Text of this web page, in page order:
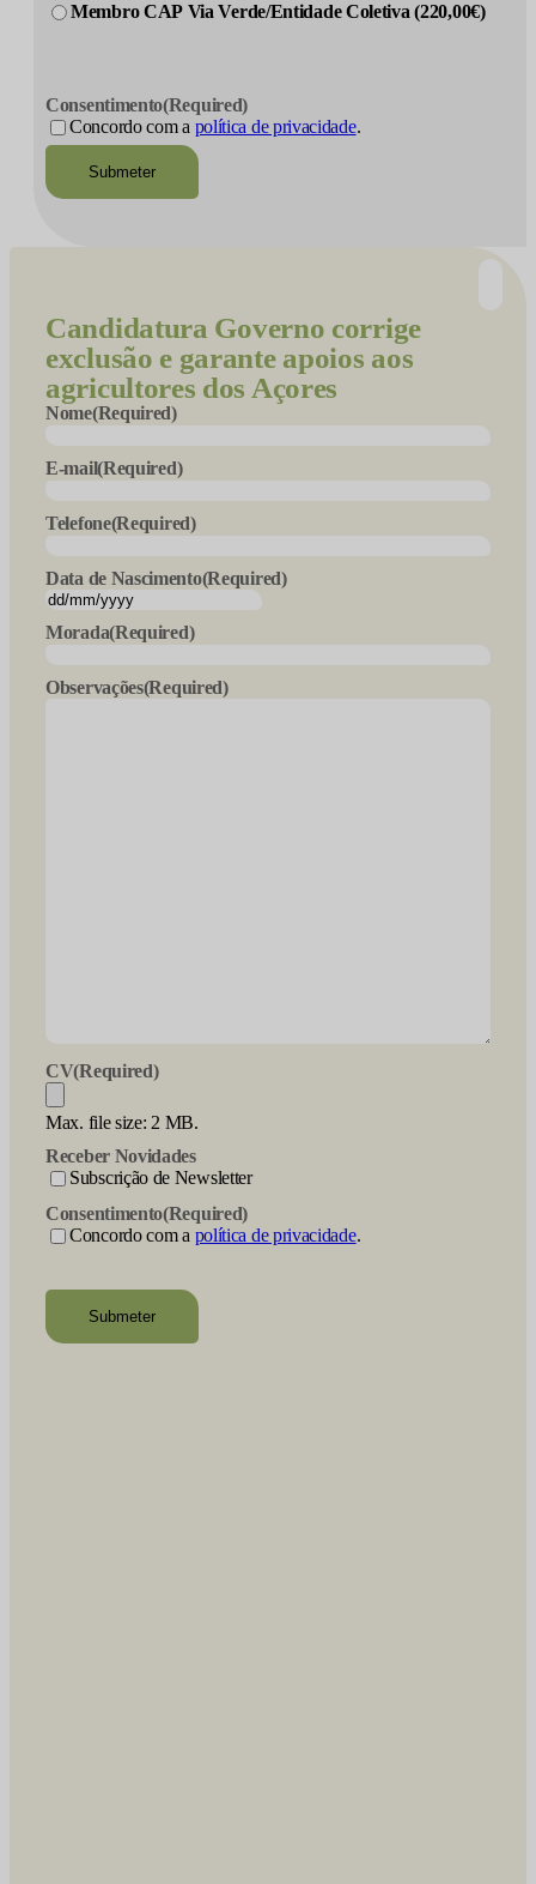
Membro CAP Via Verde/Entidade Coletiva (220,00€)
Consentimento(Required)
Concordo com a política de privacidade.
Candidatura Governo corrige
exclusão e garante apoios aos
agricultores dos Açores
Nome(Required)
E-mail(Required)
Telefone(Required)
Data de Nascimento(Required)
DD
slash
YYYY
Morada(Required)
Observações(Required)
CV(Required)
Max. file size: 2 MB.
Receber Novidades
Subscrição de Newsletter
Consentimento(Required)
Concordo com a política de privacidade.